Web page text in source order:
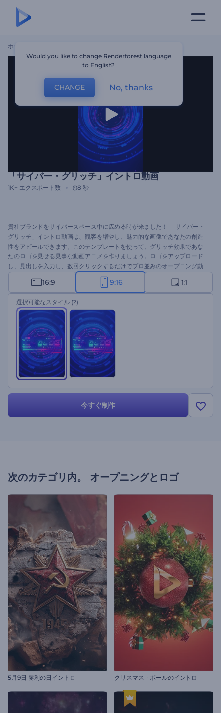
ホーム
「サイバー・グリッチ」イントロ動画
1K+ エクスポート数 8 秒
貴社ブランドをサイバースペース中に広める時が来ました！ 「サイバー・
グリッチ」イントロ動画は、観客を増やし、魅力的な画像であなたの創造
性をアピールできます。このテンプレートを使って、グリッチ効果であな
たのロゴを見せる見事な動画アニメを作りましょう。ロゴをアップロード
し、見出しを入力し、数回クリックするだけでプロ並みのオープニング動
画を手に入れます。ブランドプロモーション、テレビコマーシャル、技術
会社用のプレゼンテーション、その他多くの用途に最適です。今すぐ試し
てみてください。
16:9 9:16 1:1
選択可能なスタイル (2)
今すぐ制作
次のカテゴリ内。 オープニングとロゴ
5月9日 勝利の日イントロ クリスマス・ボールのイントロ
Would you like to change Renderforest language
to English?
CHANGE No, thanks